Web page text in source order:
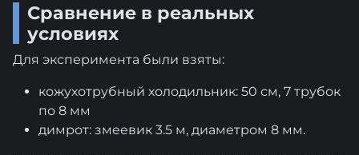
Сравнение в реальных
условиях
Для эксперимента были взяты:
кожухотрубный холодильник: 50 см, 7 трубок
по 8 мм
димрот: змеевик 3.5 м, диаметром 8 мм.